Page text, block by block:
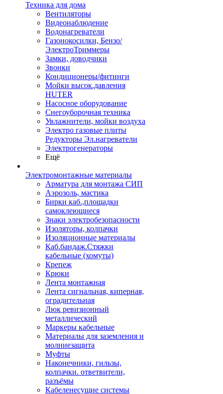
Техника для дома
Вентиляторы
Видеонаблюдение
Водонагреватели
Газонокосилки, Бензо/
ЭлектроТриммеры
Замки, доводчики
Звонки
Кондиционеры/фитинги
Мойки высок.давления
HUTER
Насосное оборудование
Снегоуборочная техника
Увлажнители, мойки воздуха
Электро газовые плиты
Редукторы Эл.нагреватели
Электрогенераторы
Ещё
Электромонтажные материалы
Арматура для монтажа СИП
Аэрозоль, мастика
Бирки каб.,площадки
самоклеющиеся
Знаки электробезопасности
Изоляторы, колпачки
Изоляционные материалы
Каб.бандаж.Стяжки
кабельные (хомуты)
Крепеж
Крюки
Лента монтажная
Лента сигнальная, киперная,
оградительная
Люк ревизионный
металлический
Маркеры кабельные
Материалы для заземления и
молниезащита
Муфты
Наконечники, гильзы,
колпачки. ответвители,
разъёмы
Кабеленесущие системы